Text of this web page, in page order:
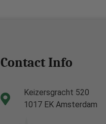
Contact Info
Keizersgracht 520
1017 EK Amsterdam